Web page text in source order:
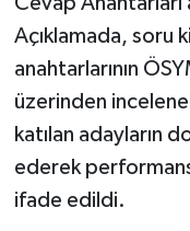
Açıklamada, soru
anahtarlarının
üzerinden
katılan adayların
ederek
ifade edildi.